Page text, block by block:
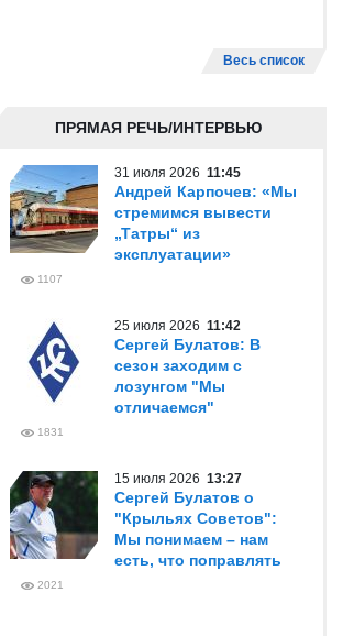
Весь список
ПРЯМАЯ РЕЧЬ/ИНТЕРВЬЮ
31 июля 2026 11:45
Андрей Карпочев: «Мы
стремимся вывести
„Татры“ из
эксплуатации»
1107
25 июля 2026 11:42
Сергей Булатов: В
сезон заходим с
лозунгом "Мы
отличаемся"
1831
15 июля 2026 13:27
Сергей Булатов о
"Крыльях Советов":
Мы понимаем – нам
есть, что поправлять
2021